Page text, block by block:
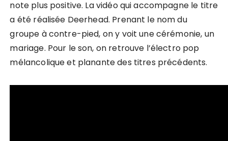
note plus positive. La vidéo qui accompagne le titre
a été réalisée Deerhead. Prenant le nom du
groupe à contre-pied, on y voit une cérémonie, un
mariage. Pour le son, on retrouve l’électro pop
mélancolique et planante des titres précédents.